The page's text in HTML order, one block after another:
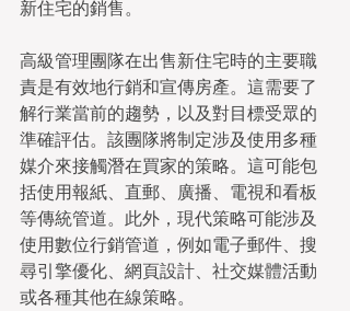
新住宅的銷售。
高級管理團隊在出售新住宅時的主要職
責是有效地行銷和宣傳房產。這需要了
解行業當前的趨勢，以及對目標受眾的
準確評估。該團隊將制定涉及使用多種
媒介來接觸潛在買家的策略。這可能包
括使用報紙、直郵、廣播、電視和看板
等傳統管道。此外，現代策略可能涉及
使用數位行銷管道，例如電子郵件、搜
尋引擎優化、網頁設計、社交媒體活動
或各種其他在線策略。